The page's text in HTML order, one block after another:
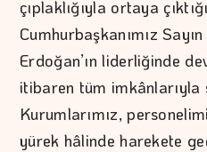
çıplaklığıyla ortaya
Cumhurbaşkanımız
Erdoğan’ın liderliğinde
itibaren tüm imkânlarıyla
Kurumlarımız,
yürek hâlinde harekete